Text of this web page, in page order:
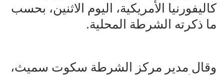
كاليفورنيا الأمريكية، اليوم الاثنين، بحسب
ما ذكرته الشرطة المحلية.
وقال مدير مركز الشرطة سكوت سميث،